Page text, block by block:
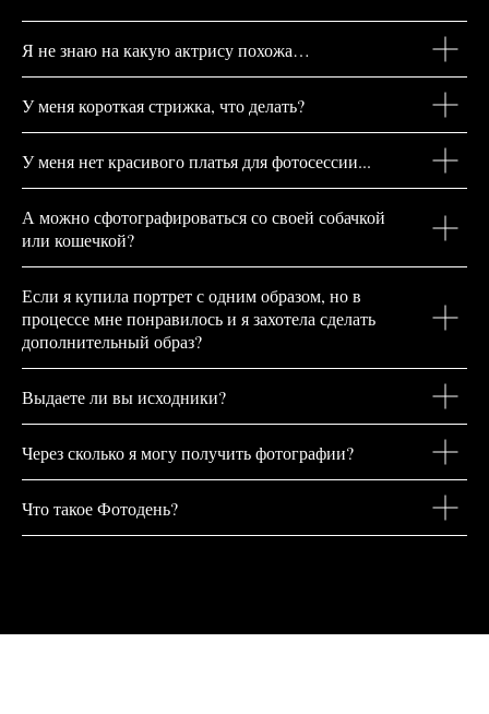
Я не знаю на какую актрису похожа…
У меня короткая стрижка, что делать?
У меня нет красивого платья для фотосессии...
А можно сфотографироваться со своей собачкой
или кошечкой?
Если я купила портрет с одним образом, но в
процессе мне понравилось и я захотела сделать
дополнительный образ?
Выдаете ли вы исходники?
Через сколько я могу получить фотографии?
Что такое Фотодень?